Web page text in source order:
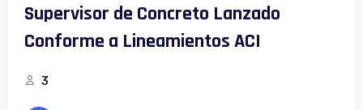
Supervisor de Concreto Lanzado
Conforme a Lineamientos ACI
3